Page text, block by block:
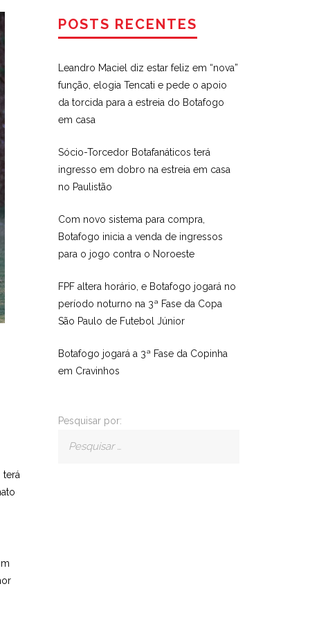
POSTS RECENTES
Leandro Maciel diz estar feliz em “nova”
função, elogia Tencati e pede o apoio
da torcida para a estreia do Botafogo
em casa
Sócio-Torcedor Botafanáticos terá
ingresso em dobro na estreia em casa
no Paulistão
Com novo sistema para compra,
Botafogo inicia a venda de ingressos
para o jogo contra o Noroeste
FPF altera horário, e Botafogo jogará no
período noturno na 3ª Fase da Copa
São Paulo de Futebol Júnior
Botafogo jogará a 3ª Fase da Copinha
em Cravinhos
Pesquisar por: